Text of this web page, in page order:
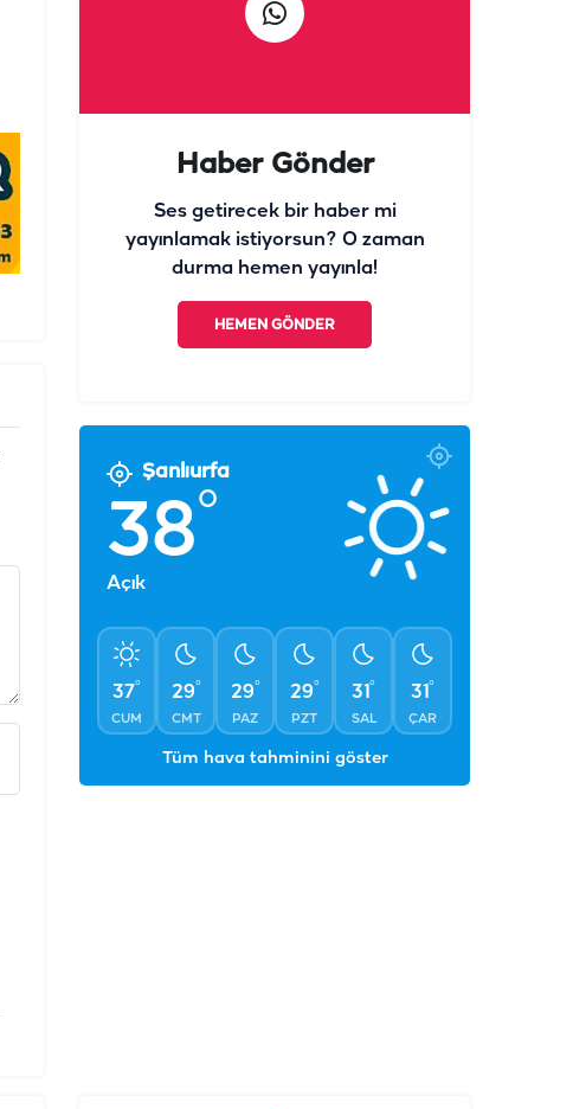
Ses getirecek bir haber mi
38 °
37°
CUM
29 °
CMT
31
SAL
31
ÇAR
Tüm hava tahminini göster